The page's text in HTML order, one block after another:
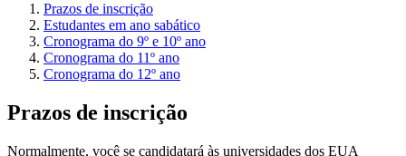
Prazos de inscrição
Estudantes em ano sabático
Cronograma do 9º e 10º ano
Cronograma do 11º ano
Cronograma do 12º ano
Prazos de inscrição
Normalmente, você se candidatará às universidades dos EUA